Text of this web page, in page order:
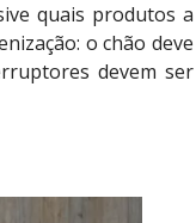
quais produtos a
o chão deve
devem ser